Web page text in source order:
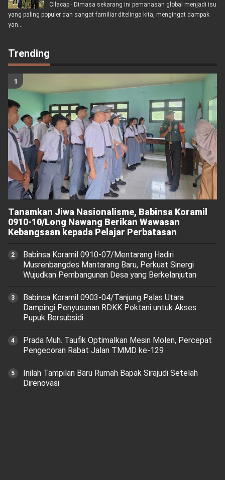
Cilacap - Dimasa sekarang ini pemanasan global menjadi isu
yang paling populer dan sangat familiar ditelinga kita, mengingat dampak
yan...
Trending
Tanamkan Jiwa Nasionalisme, Babinsa Koramil
0910-10/Long Nawang Berikan Wawasan
Kebangsaan kepada Pelajar Perbatasan
Babinsa Koramil 0910-07/Mentarang Hadiri
Musrenbangdes Mantarang Baru, Perkuat Sinergi
Wujudkan Pembangunan Desa yang Berkelanjutan
‎Babinsa Koramil 0903-04/Tanjung Palas Utara
Dampingi Penyusunan RDKK Poktani untuk Akses
Pupuk Bersubsidi
Prada Muh. Taufik Optimalkan Mesin Molen, Percepat
Pengecoran Rabat Jalan TMMD ke-129
Inilah Tampilan Baru Rumah Bapak Sirajudi Setelah
Direnovasi